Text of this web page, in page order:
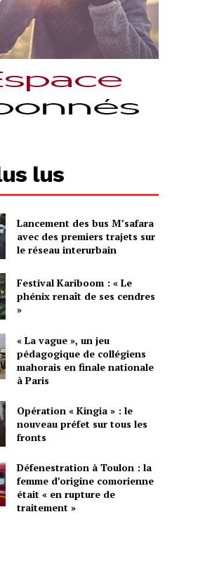
lus
Lancement des bus M’safara
avec des premiers trajets sur
le réseau interurbain
Festival Kariboom : « Le
phénix renaît de ses cendres
»
« La vague », un jeu
pédagogique de collégiens
mahorais en finale nationale
à Paris
Opération « Kingia » : le
nouveau préfet sur tous les
fronts
Défenestration à Toulon : la
femme d’origine comorienne
était « en rupture de
traitement »